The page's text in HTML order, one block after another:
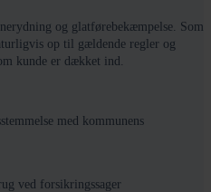
og glatførebekæmpelse. Som
op til gældende regler og
kunde er dækket ind.
med kommunens
ved forsikringssager